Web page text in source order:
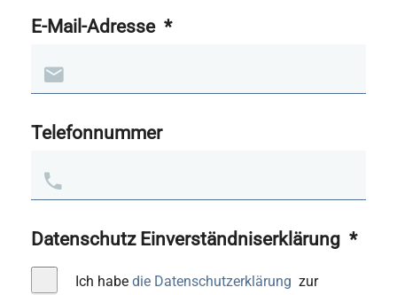
E-Mail-Adresse *
Telefonnummer
Datenschutz Einverständniserklärung *
Ich habe die Datenschutzerklärung zur